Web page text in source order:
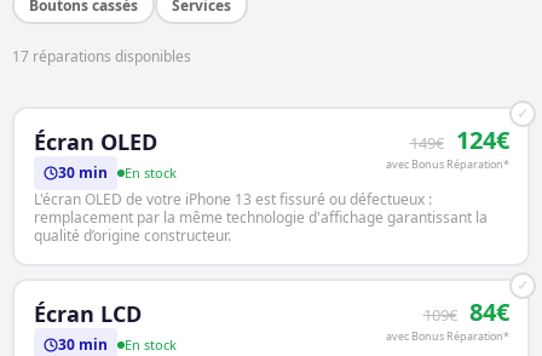
Boutons cassés
Services
17 réparations disponibles
✓
Écran OLED 149€ 124€
avec Bonus Réparation*
30 min En stock
L'écran OLED de votre iPhone 13 est fissuré ou défectueux :
remplacement par la même technologie d'affichage garantissant la
qualité d’origine constructeur.
✓
Écran LCD 109€ 84€
avec Bonus Réparation*
30 min En stock